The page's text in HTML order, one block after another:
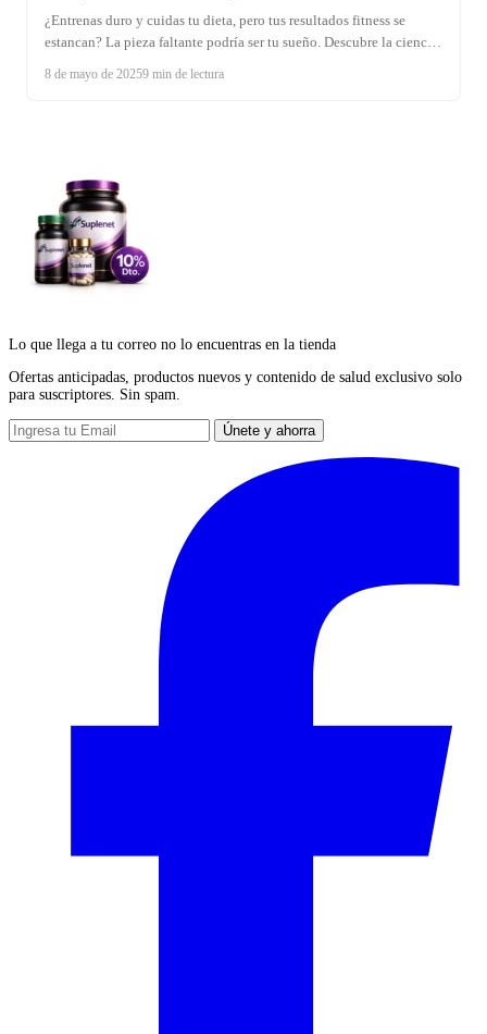
¿Entrenas duro y cuidas tu dieta, pero tus resultados fitness se
estancan? La pieza faltante podría ser tu sueño. Descubre la ciencia
rendimiento. ¡No subestimes el poder de dormir bien!
8 de mayo de 20259 min de lectura
Lo que llega a tu correo no lo encuentras en la tienda
Ofertas anticipadas, productos nuevos y contenido de salud exclusivo solo
para suscriptores. Sin spam.
Únete y ahorra